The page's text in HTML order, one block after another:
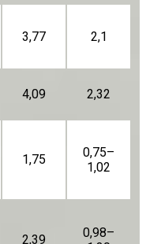
3,77 2,1
4,09 2,32
1,75
0,75–
1,02
2,39
0,98–